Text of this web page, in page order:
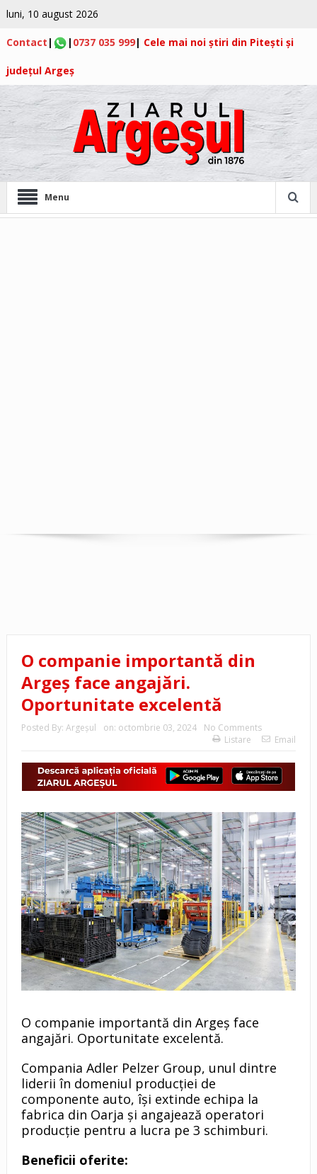
luni, 10 august 2026
Contact | | 0737 035 999| Cele mai noi știri din Pitești și
județul Argeș
Menu
O companie importantă din
Argeș face angajări.
Oportunitate excelentă
Posted By: Argeşul on: octombrie 03, 2024
No Comments
Listare
Email
O companie importantă din Argeș face
angajări. Oportunitate excelentă.
Compania Adler Pelzer Group, unul dintre
liderii în domeniul producției de
componente auto, își extinde echipa la
fabrica din Oarja și angajează operatori
producție pentru a lucra pe 3 schimburi.
Beneficii oferite: